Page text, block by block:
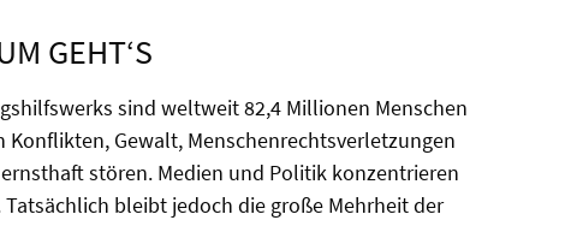
GEHT‘S
sind weltweit 82,4 Millionen Menschen
Gewalt, Menschenrechtsverletzungen
stören. Medien und Politik konzentrieren
bleibt jedoch die große Mehrheit der